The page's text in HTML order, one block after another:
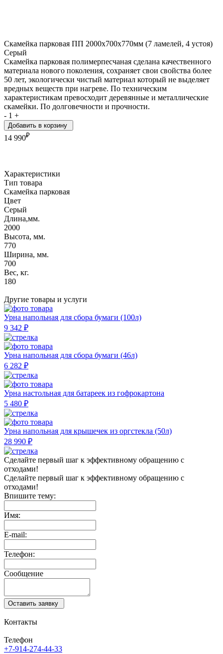
Скамейка парковая ПП 2000х700х770мм (7 ламелей, 4 устоя)
Серый
Скамейка парковая полимерпесчаная сделана качественного
материала нового поколения, сохраняет свои свойства более
50 лет, экологически чистый материал который не выделяет
вредных веществ при нагреве. По техническим
характеристикам превосходит деревянные и металлические
скамейки. По долговечности и прочности.
- 1 +
Добавить в корзину
14 990₽
Характеристики
Тип товара
Скамейка парковая
Цвет
Серый
Длина,мм.
2000
Высота, мм.
770
Ширина, мм.
700
Вес, кг.
180
Другие товары и услуги
Урна напольная для сбора бумаги (100л)
9 342 ₽
Урна напольная для сбора бумаги (46л)
6 282 ₽
Урна настольная для батареек из гофрокартона
5 480 ₽
Урна напольная для крышечек из оргстекла (50л)
28 990 ₽
Сделайте первый шаг к эффективному обращению с
отходами!
Сделайте первый шаг к эффективному обращению с
отходами!
Впишите тему:
Имя:
E-mail:
Телефон:
Сообщение
Оставить заявку
Контакты
Телефон
+7-914-274-44-33